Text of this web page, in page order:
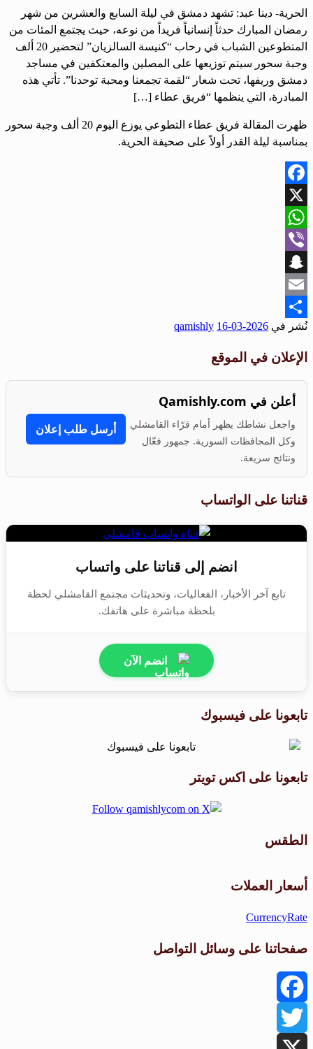
الحرية- دينا عبد: تشهد دمشق في ليلة السابع والعشرين من شهر
رمضان المبارك حدثاً إنسانياً فريداً من نوعه، حيث يجتمع المئات من
المتطوعين الشباب في رحاب “كنيسة السالزيان” لتحضير 20 ألف
وجبة سحور سيتم توزيعها على المصلين والمعتكفين في مساجد
دمشق وريفها، تحت شعار “لقمة تجمعنا ومحبة توحدنا”. تأتي هذه
المبادرة، التي ينظمها “فريق عطاء […]
ظهرت المقالة فريق عطاء التطوعي يوزع اليوم 20 ألف وجبة سحور
بمناسبة ليلة القدر أولاً على صحيفة الحرية.
Facebook
X
WhatsApp
Viber
Snapchat
Email
Share
نُشر في 2026-03-16
qamishly
الإعلان في الموقع
أعلن في Qamishly.com
واجعل نشاطك يظهر أمام قرّاء القامشلي
وكل المحافظات السورية. جمهور فعّال
ونتائج سريعة.
أرسل طلب إعلان
قناتنا على الواتساب
انضم إلى قناتنا على واتساب
تابع آخر الأخبار، الفعاليات، وتحديثات مجتمع القامشلي لحظة
بلحظة مباشرة على هاتفك.
انضم الآن
تابعونا على فيسبوك
تابعونا على اكس تويتر
الطقس
أسعار العملات
CurrencyRate
صفحاتنا على وسائل التواصل
Facebook